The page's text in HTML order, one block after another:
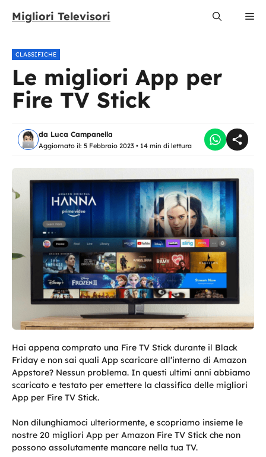
Migliori Televisori
CLASSIFICHE
Le migliori App per
Fire TV Stick
da Luca Campanella
Aggiornato il: 5 Febbraio 2023 • 14 min di lettura
Hai appena comprato una Fire TV Stick durante il Black
Friday e non sai quali App scaricare all’interno di Amazon
Appstore? Nessun problema. In questi ultimi anni abbiamo
scaricato e testato per emettere la classifica delle migliori
App per Fire TV Stick.
Non dilunghiamoci ulteriormente, e scopriamo insieme le
nostre 20 migliori App per Amazon Fire TV Stick che non
possono assolutamente mancare nella tua TV.